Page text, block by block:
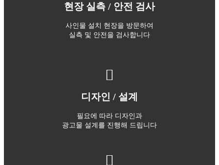
현장 실측 / 안전 검사
사인물 설치 현장을 방문하여
실측 및 안전을 검사합니다
디자인 / 설계
필요에 따라 디자인과
광고물 설계를 진행해 드립니다